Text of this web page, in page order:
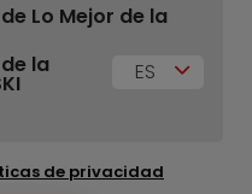
Lo Mejor de la
la
ES
de privacidad